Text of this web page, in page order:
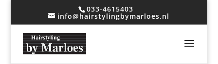
033-4615403
info@hairstylingbymarloes.nl